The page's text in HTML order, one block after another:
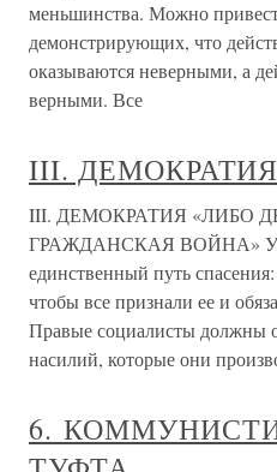
меньшинства. Можно
демонстрирующих, что
оказываются неверными, а
верными. Все
III. ДЕМОКРАТИЯ
III. ДЕМОКРАТИЯ «ЛИБО
ГРАЖДАНСКАЯ ВОЙНА» У
единственный путь
чтобы все признали ее и
Правые социалисты должны
насилий, которые они
6.